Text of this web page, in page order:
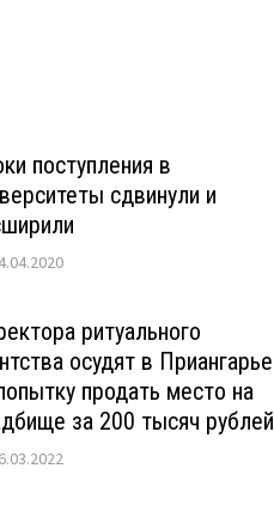
поступления в
сдвинули и
ритуального
осудят в Приангарье
продать место на
за 200 тысяч рублей